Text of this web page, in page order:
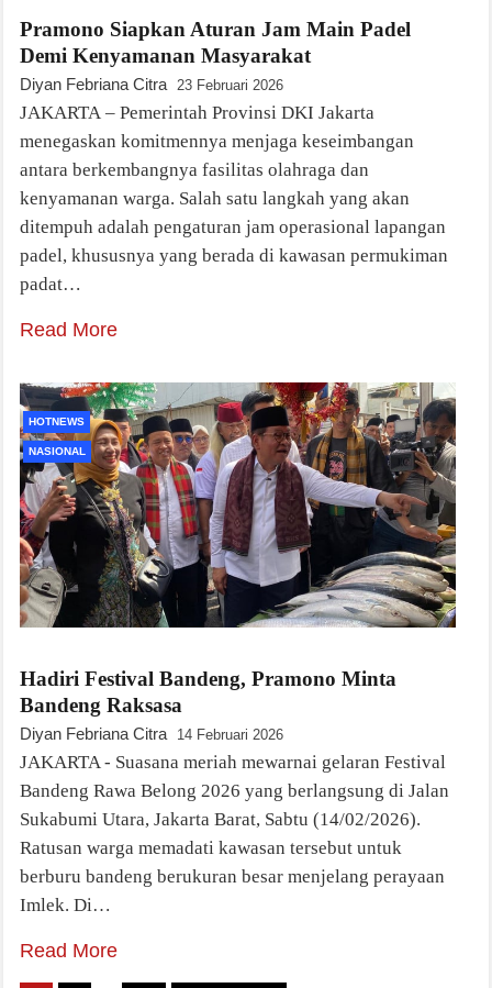
Pramono Siapkan Aturan Jam Main Padel
Demi Kenyamanan Masyarakat
Diyan Febriana Citra 23 Februari 2026
JAKARTA – Pemerintah Provinsi DKI Jakarta
menegaskan komitmennya menjaga keseimbangan
antara berkembangnya fasilitas olahraga dan
kenyamanan warga. Salah satu langkah yang akan
ditempuh adalah pengaturan jam operasional lapangan
padel, khususnya yang berada di kawasan permukiman
padat…
Read More
HOTNEWS
NASIONAL
Hadiri Festival Bandeng, Pramono Minta
Bandeng Raksasa
Diyan Febriana Citra 14 Februari 2026
JAKARTA - Suasana meriah mewarnai gelaran Festival
Bandeng Rawa Belong 2026 yang berlangsung di Jalan
Sukabumi Utara, Jakarta Barat, Sabtu (14/02/2026).
Ratusan warga memadati kawasan tersebut untuk
berburu bandeng berukuran besar menjelang perayaan
Imlek. Di…
Read More